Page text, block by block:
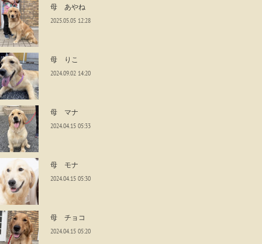
母 あやね
2025.05.05 12:28
母 りこ
2024.09.02 14:20
母 マナ
2024.04.15 05:33
母 モナ
2024.04.15 05:30
母 チョコ
2024.04.15 05:20